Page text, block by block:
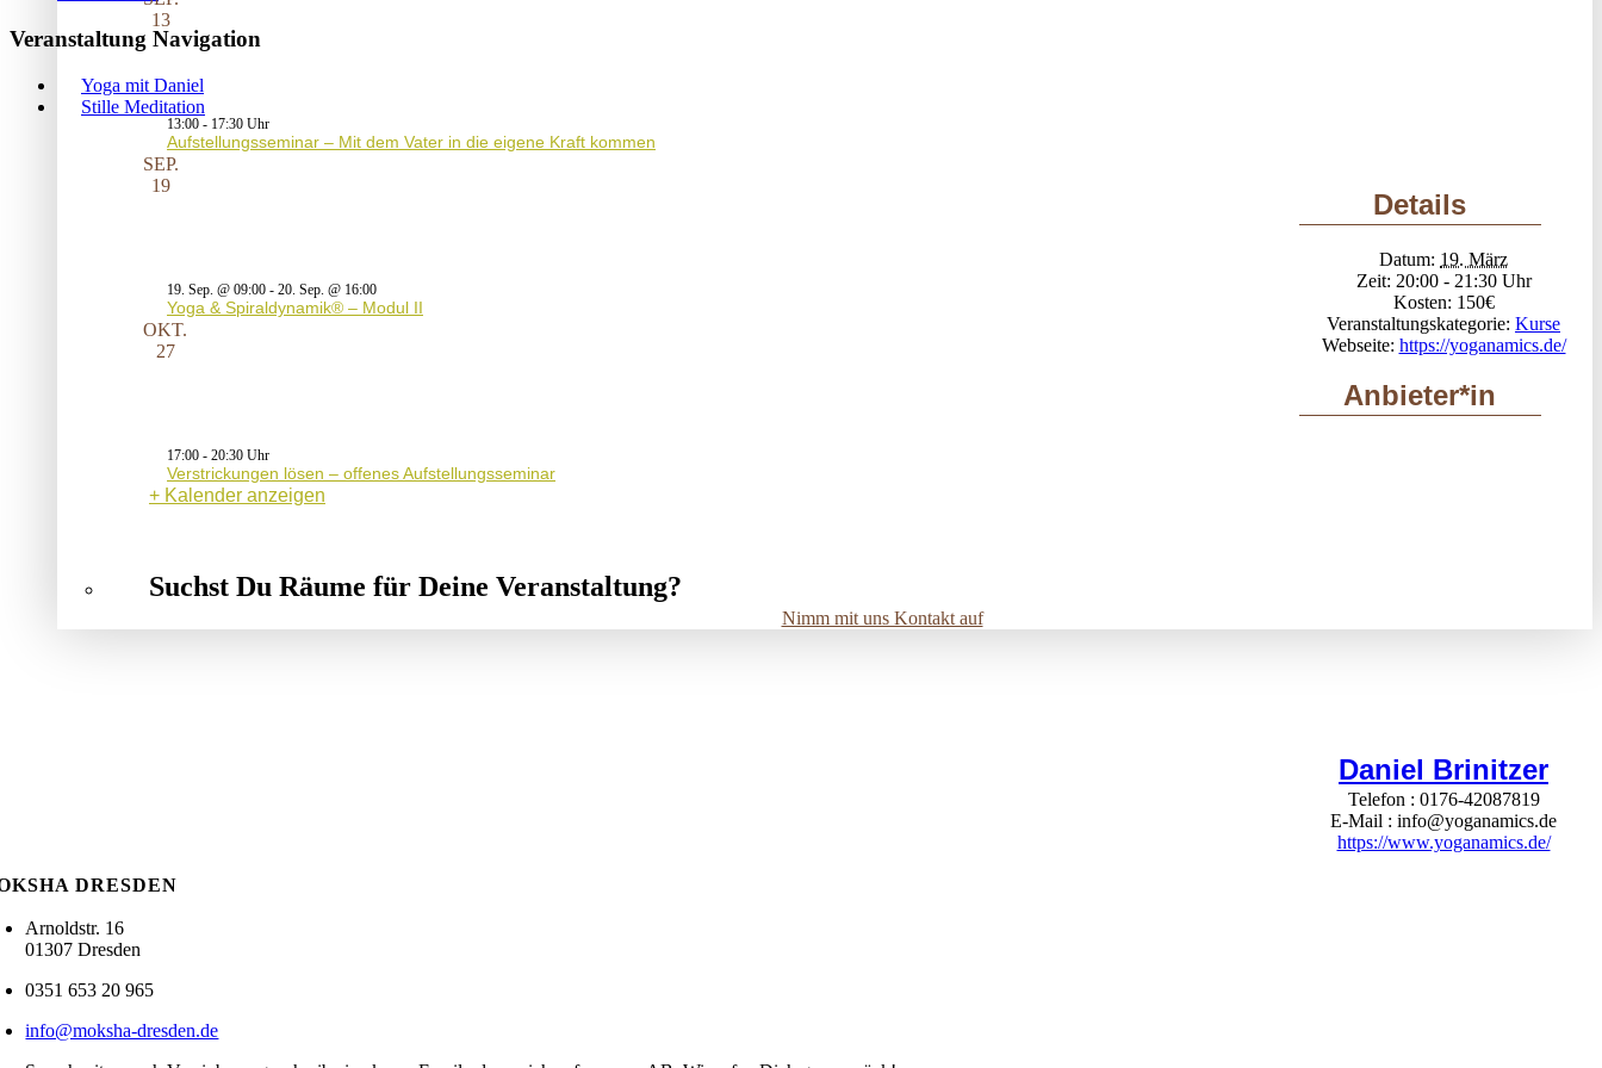
13
13:00 - 17:30
Aufstellungsseminar – Mit dem Vater in die eigene Kraft kommen
SEP.
19
19. Sep. @ 09:00 - 20. Sep. @ 16:00
Yoga & Spiraldynamik® – Modul II
OKT.
27
17:00 - 20:30
Verstrickungen lösen – offenes Aufstellungsseminar
Kalender anzeigen
Suchst Du Räume für Deine Veranstaltung?
Nimm mit uns Kontakt auf
Veranstaltung Navigation
Yoga mit Daniel
Stille Meditation
Details
Datum: 19. März
Zeit: 20:00 - 21:30
Kosten: 150€
Veranstaltungskategorie: Kurse
Webseite: https://yoganamics.de/
Anbieter*in
Daniel Brinitzer
Telefon
0176-42087819
E-Mail
info@yoganamics.de
https://www.yoganamics.de/
DRESDEN
Arnoldstr. 16
01307 Dresden
0351 653 20 965
info@moksha-dresden.de